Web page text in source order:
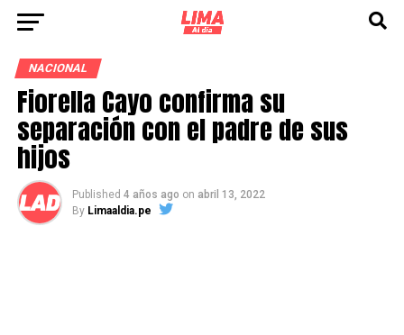
NACIONAL
Fiorella Cayo confirma su
separación con el padre de sus
hijos
Published 4 años ago on abril 13, 2022
By Limaaldia.pe